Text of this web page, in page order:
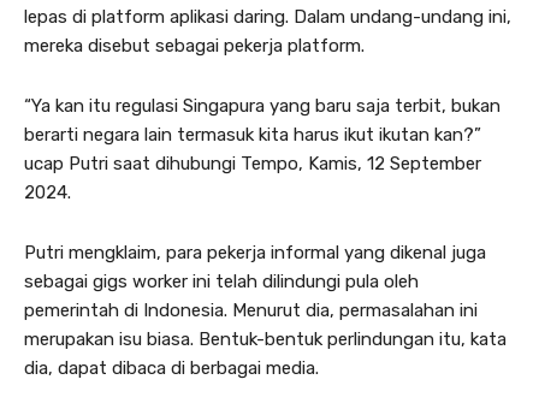
lepas di platform aplikasi daring. Dalam undang-undang ini,
mereka disebut sebagai pekerja platform.
“Ya kan itu regulasi Singapura yang baru saja terbit, bukan
berarti negara lain termasuk kita harus ikut ikutan kan?”
ucap Putri saat dihubungi Tempo, Kamis, 12 September
2024.
Putri mengklaim, para pekerja informal yang dikenal juga
sebagai gigs worker ini telah dilindungi pula oleh
pemerintah di Indonesia. Menurut dia, permasalahan ini
merupakan isu biasa. Bentuk-bentuk perlindungan itu, kata
dia, dapat dibaca di berbagai media.